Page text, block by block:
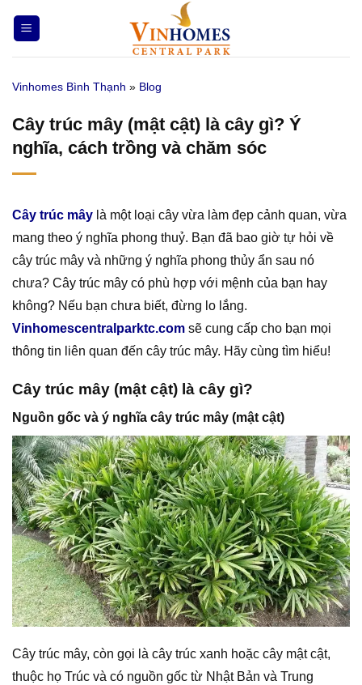
qua
nội
Vinhomes Bình Thạnh » Blog
Cây trúc mây (mật cật) là cây gì? Ý
nghĩa, cách trồng và chăm sóc
Cây trúc mây là một loại cây vừa làm đẹp cảnh quan, vừa
mang theo ý nghĩa phong thuỷ. Bạn đã bao giờ tự hỏi về
cây trúc mây và những ý nghĩa phong thủy ẩn sau nó
chưa? Cây trúc mây có phù hợp với mệnh của bạn hay
không? Nếu bạn chưa biết, đừng lo lắng.
Vinhomescentralparktc.com sẽ cung cấp cho bạn mọi
thông tin liên quan đến cây trúc mây. Hãy cùng tìm hiểu!
Cây trúc mây (mật cật) là cây gì?
Nguồn gốc và ý nghĩa cây trúc mây (mật cật)
Cây trúc mây, còn gọi là cây trúc xanh hoặc cây mật cật,
thuộc họ Trúc và có nguồn gốc từ Nhật Bản và Trung